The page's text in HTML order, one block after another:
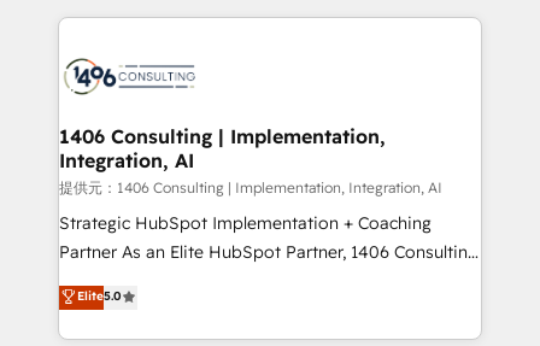
digital solutions on the market, ranging from CRM
marketing automation to online and offline sales
allowing companies to optimize processes and meet
the needs of the customer. We are part of Impresoft
Group, a group of specialized and complementary
companies that divide their offer into 4
Competence Centers: Smart Manufacturing,
The synergies generated by these integrations,
together with the combination of talents, skills,
1406 Consulting | Implementation,
Integration, AI
提供元：1406 Consulting | Implementation, Integration, AI
Strategic HubSpot Implementation + Coaching
Partner As an Elite HubSpot Partner, 1406 Consulting
helps mid-market revenue teams transform how
they sell, market, and serve. We don't just build your
HubSpot—we teach your team to own it, then stay
Elite5.0